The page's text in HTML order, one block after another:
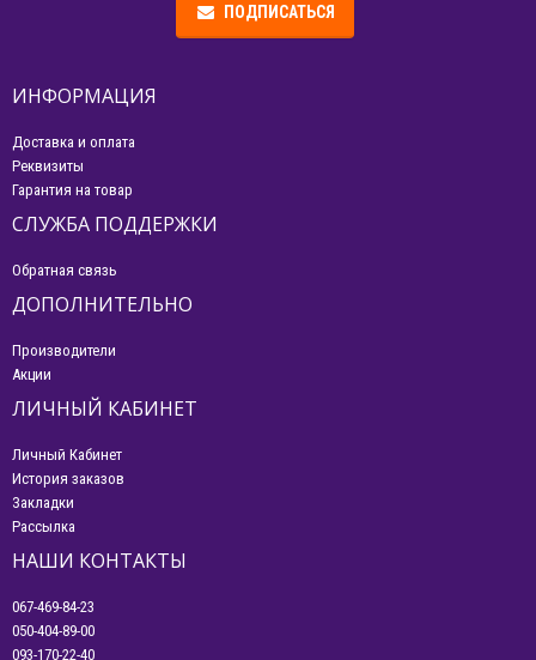
ПОДПИСАТЬСЯ
ИНФОРМАЦИЯ
Доставка и оплата
Реквизиты
Гарантия на товар
СЛУЖБА ПОДДЕРЖКИ
Обратная связь
ДОПОЛНИТЕЛЬНО
Производители
Акции
ЛИЧНЫЙ КАБИНЕТ
Личный Кабинет
История заказов
Закладки
Рассылка
НАШИ КОНТАКТЫ
067-469-84-23
050-404-89-00
093-170-22-40